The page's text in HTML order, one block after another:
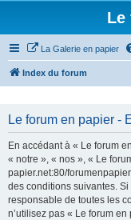
Le
La Galerie en papier
Index du forum
Le forum en papier -
En accédant à « Le forum
« notre », « nos », « Le
papier.net:80/
des conditions suivantes. Si
responsable de toutes les
n’utilisez pas « Le forum